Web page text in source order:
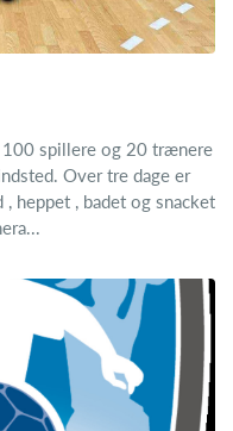
100 spillere og 20 trænere
Over tre dage er
heppet , badet og snacket